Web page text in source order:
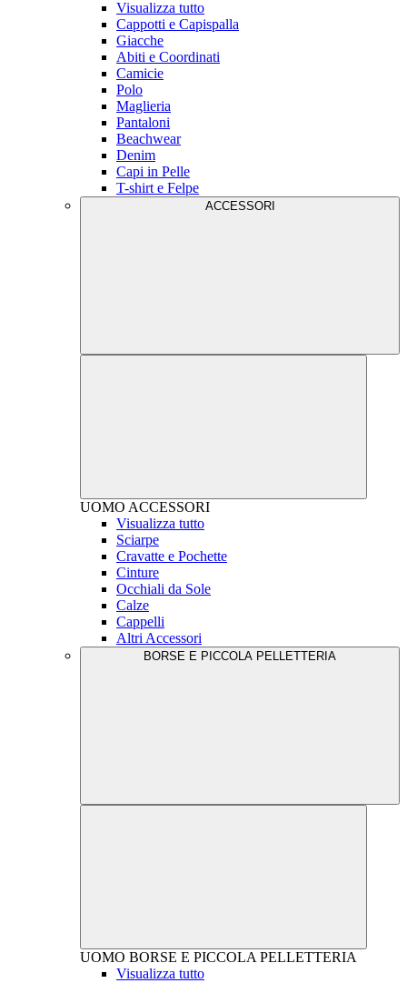
Visualizza tutto
Cappotti e Capispalla
Giacche
Abiti e Coordinati
Camicie
Polo
Maglieria
Pantaloni
Beachwear
Denim
Capi in Pelle
T-shirt e Felpe
ACCESSORI
UOMO ACCESSORI
Visualizza tutto
Sciarpe
Cravatte e Pochette
Cinture
Occhiali da Sole
Calze
Cappelli
Altri Accessori
BORSE E PICCOLA PELLETTERIA
UOMO BORSE E PICCOLA PELLETTERIA
Visualizza tutto